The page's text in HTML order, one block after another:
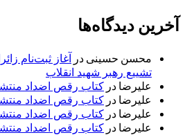
آخرین دیدگاه‌ها
محسن حسینی در آغاز ثبت‌نام
تشییع رهبر شهید انقلاب
علیرضا در کتاب رقص اضداد
علیرضا در کتاب رقص اضداد
علیرضا در کتاب رقص اضداد
علیرضا در کتاب رقص اضداد